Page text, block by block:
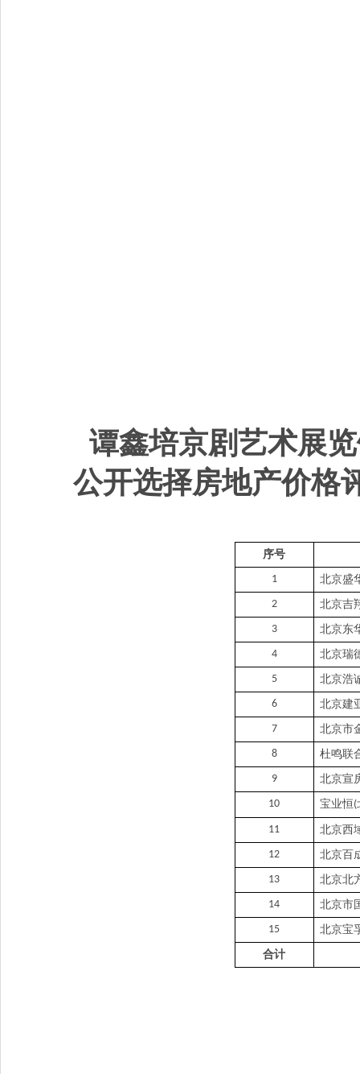
谭鑫培京剧艺术展
公开选择房地产价格
序号
1 北京盛
2 北京吉
3 北京东
4 北京瑞
5 北京浩
6 北京建
7 北京市
8 杜鸣联
9 北京宣
10 宝业恒(
11 北京西
12 北京百
13 北京北
14 北京市
15 北京宝
合计